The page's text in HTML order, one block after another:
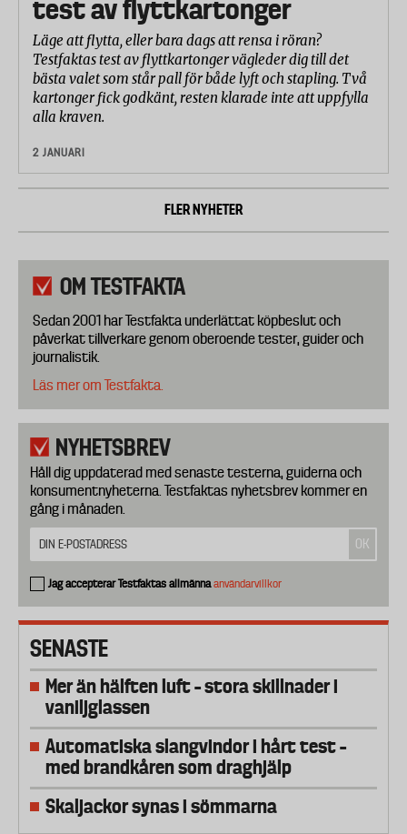
test av flyttkartonger
Läge att flytta, eller bara dags att rensa i röran?
Testfaktas test av flyttkartonger vägleder dig till det
bästa valet som står pall för både lyft och stapling. Två
kartonger fick godkänt, resten klarade inte att uppfylla
alla kraven.
2 JANUARI
FLER NYHETER
OM TESTFAKTA
Sedan 2001 har Testfakta underlättat köpbeslut och
påverkat tillverkare genom oberoende tester, guider och
journalistik.
Läs mer om Testfakta.
NYHETSBREV
Håll dig uppdaterad med senaste testerna, guiderna och
konsumentnyheterna. Testfaktas nyhetsbrev kommer en
gång i månaden.
Jag accepterar Testfaktas allmännaanvändarvillkor
SENASTE
Mer än hälften luft – stora skillnader i
vaniljglassen
Automatiska slangvindor i hårt test –
med brandkåren som draghjälp
Skaljackor synas i sömmarna